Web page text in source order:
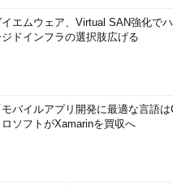
イエムウェア、Virtual SAN強化で
ジドインフラの選択肢広げる
モバイルアプリ開発に最適な言語
ロソフトがXamarinを買収へ